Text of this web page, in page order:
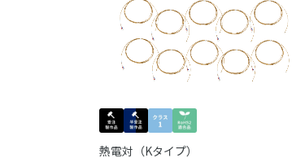
熱電対（Kタイプ）